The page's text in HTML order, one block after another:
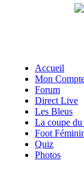
Accueil
Mon
Forum
Direct Live
Les Bleus
La coupe
Foot
Quiz
Photos